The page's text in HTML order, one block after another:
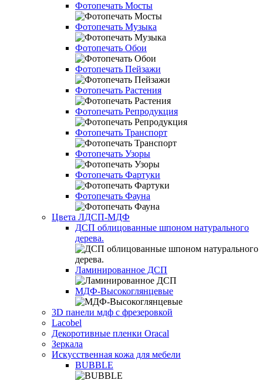
Фотопечать Мосты
Фотопечать Музыка
Фотопечать Обои
Фотопечать Пейзажи
Фотопечать Растения
Фотопечать Репродукция
Фотопечать Транспорт
Фотопечать Узоры
Фотопечать Фартуки
Фотопечать Фауна
Цвета ЛДСП-МДФ
ДСП облицованные шпоном натурального
дерева.
Ламинированное ДСП
МДФ-Высокоглянцевые
3D панели мдф с фрезеровкой
Lacobel
Декоротивные пленки Oracal
Зеркала
Искусственная кожа для мебели
BUBBLE